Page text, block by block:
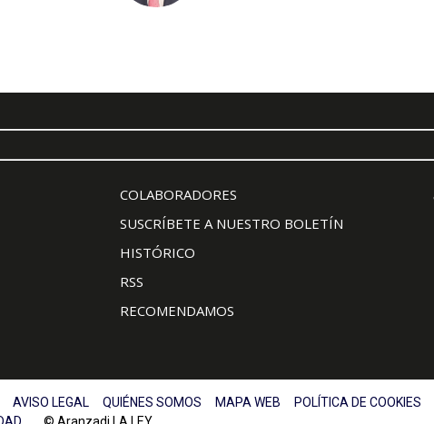
COLABORADORES
SUSCRÍBETE A NUESTRO BOLETÍN
HISTÓRICO
RSS
RECOMENDAMOS
AVISO LEGAL QUIÉNES SOMOS MAPA WEB POLÍTICA DE COOKIES